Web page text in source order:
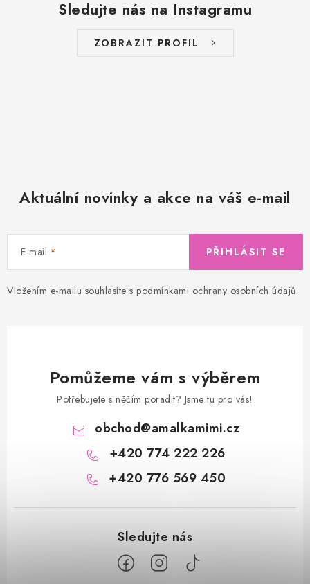
Sledujte nás na Instagramu
ZOBRAZIT PROFIL
Aktuální novinky a akce na váš e-mail
E-mail
Vložením e-mailu souhlasíte s podmínkami ochrany osobních údajů
PŘIHLÁSIT SE
Pomůžeme vám s výběrem
Potřebujete s něčím poradit? Jsme tu pro vás!
obchod@amalkamimi.cz
+420 774 222 226
+420 776 569 450